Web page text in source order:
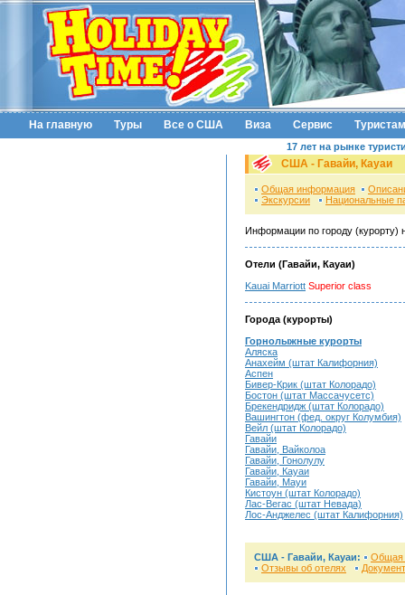
На главную Туры Все о США Виза Сервис Туристам
17 лет на рынке
США - Гавайи, Кауаи
Общая информация
Экскурсии
Национальные
Информации по городу (курорту)
Отели (Гавайи, Кауаи)
Kauai Marriott Superior class
Города (курорты)
Горнолыжные курорты
Аляска
Анахейм (штат Калифорния)
Аспен
Бивер-Крик (штат Колорадо)
Бостон (штат Массачусетс)
Брекендридж (штат Колорадо)
Вашингтон (фед. округ Колумбия)
Вейл (штат Колорадо)
Гавайи
Гавайи, Вайколоа
Гавайи, Гонолулу
Гавайи, Кауаи
Гавайи, Мауи
Кистоун (штат Колорадо)
Лас-Вегас (штат Невада)
Лос-Анджелес (штат Калифорния)
США - Гавайи, Кауаи:
Общая
Отзывы об отелях